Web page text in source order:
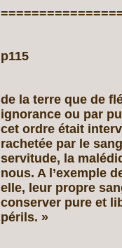
p115
de la terre que de
ignorance ou par
cet ordre était
rachetée par le
servitude, la
nous. A l’exemple
elle, leur propre
conserver pure et
périls. »